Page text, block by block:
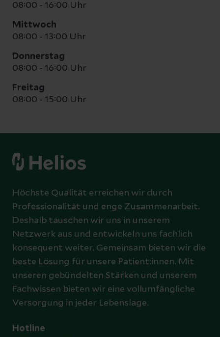
08:00 - 16:00 Uhr
Mittwoch
08:00 - 13:00 Uhr
Donnerstag
08:00 - 16:00 Uhr
Freitag
08:00 - 15:00 Uhr
Höchste Qualität erreichen wir durch
Professionalität und enge Zusammenarbeit.
Deshalb tauschen wir uns in unserem
Netzwerk aus und entwickeln uns fachlich
konsequent weiter. Gemeinsam bieten wir die
beste Lösung für unsere Patient:innen. Mit
unseren gebündelten Stärken und unserem
Fachwissen bieten wir eine vollumfängliche
Versorgung in jeder Lebenslage.
Hotline